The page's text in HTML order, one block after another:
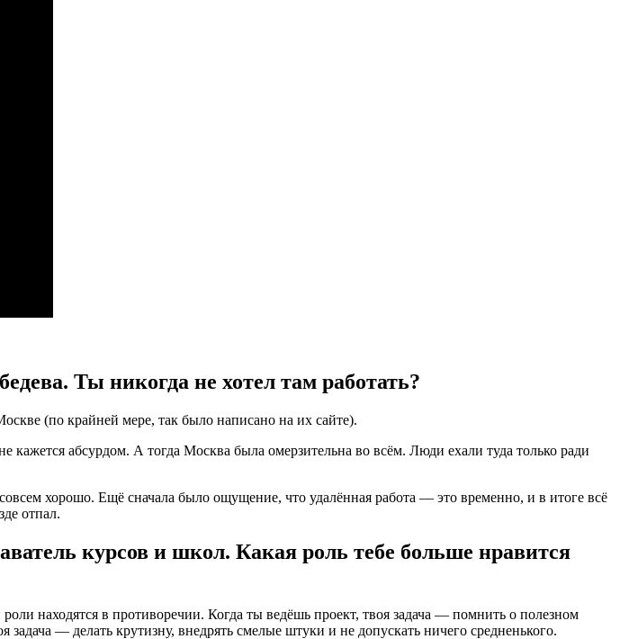
Ты никогда не хотел там работать?
(по крайней мере, так было написано на их сайте).
кажется абсурдом. А тогда Москва была омерзительна во всём. Люди ехали туда только ради
хорошо. Ещё сначала было ощущение, что удалённая работа — это временно, и в итоге всё
отпал.
курсов и школ. Какая роль тебе больше нравится
находятся в противоречии. Когда ты ведёшь проект, твоя задача — помнить о полезном
— делать крутизну, внедрять смелые штуки и не допускать ничего средненького.